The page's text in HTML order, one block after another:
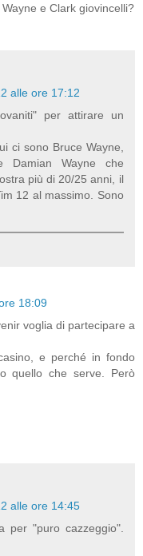
e Clark giovincelli?
alle ore 17:12
per attirare un
ci sono Bruce Wayne,
Damian Wayne che
più di 20/25 anni, il
12 al massimo. Sono
18:09
voglia di partecipare a
e perché in fondo
quello che serve. Però
alle ore 14:45
"puro cazzeggio".